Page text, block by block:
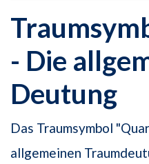
- Die
Deutung
Das Traumsymbol
allgemeinen